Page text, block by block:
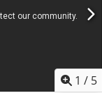
1 / 5